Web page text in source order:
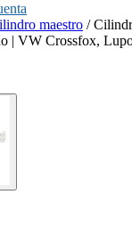
maestro /
| VW Crossfox,